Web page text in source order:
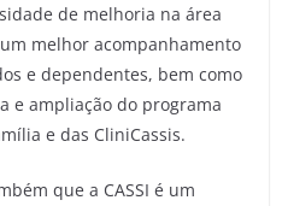
de melhoria na área
melhor acompanhamento
e dependentes, bem como
e ampliação do programa
e das CliniCassis.
que a CASSI é um